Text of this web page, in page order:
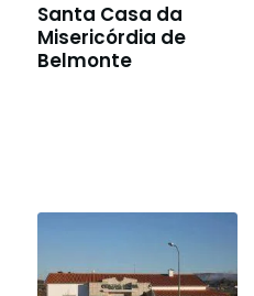
Santa Casa da
Misericórdia de
Belmonte